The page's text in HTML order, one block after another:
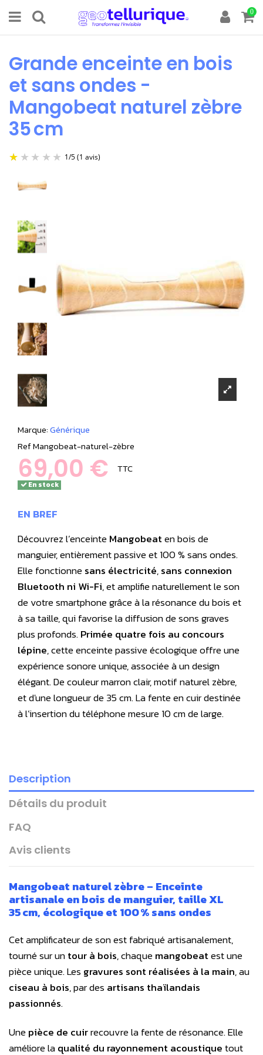
0
Grande enceinte en bois
et sans ondes -
Mangobeat naturel zèbre
35 cm
Marque:Générique
RefMangobeat-naturel-zèbre
69,00 € TTC
En stock
EN BREF
Découvrez l’enceinteMangobeaten bois de
manguier, entièrement passive et 100 % sans ondes.
Elle fonctionnesans électricité,sans connexion
Bluetooth ni Wi-Fi, et amplifie naturellement le son
de votre smartphone grâce à la résonance du bois et
à sa taille, qui favorise la diffusion de sons graves
plus profonds.Primée quatre fois au concours
lépine, cette enceinte passive écologique offre une
expérience sonore unique, associée à un design
élégant. De couleur marron clair, motif naturel zèbre,
et d'une longueur de 35 cm. La fente en cuir destinée
à l’insertion du téléphone mesure 10 cm de large.
Description
Détails du produit
FAQ
Avis clients
Mangobeat naturel zèbre– Enceinte
artisanale en bois de manguier, taille XL
35 cm, écologique et 100 % sans ondes
Cetamplificateur de sonest fabriqué artisanalement,
tourné sur untour à bois, chaquemangobeatest une
pièce unique. Les gravures sont réalisées à la main, au
ciseau à bois, par des artisans thaïlandais
passionnés.
Unepièce de cuirrecouvre la fente de résonance. Elle
améliore laqualité du rayonnement acoustiquetout